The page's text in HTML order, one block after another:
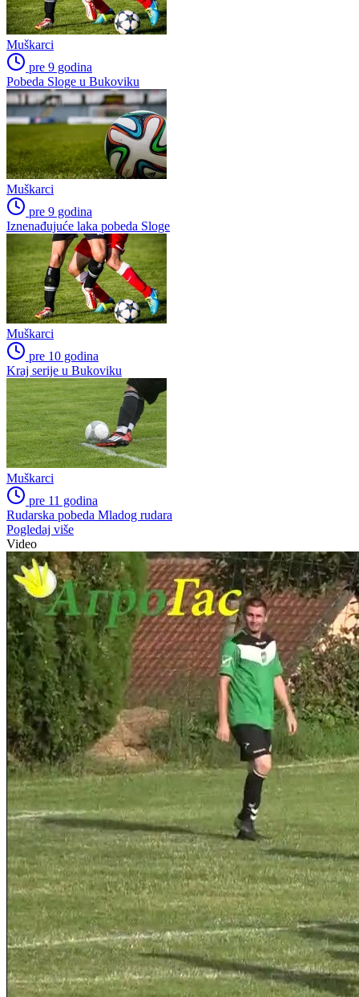
Muškarci
pre 9 godina
Pobeda Sloge u Bukoviku
Muškarci
pre 9 godina
Iznenađujuće laka pobeda Sloge
Muškarci
pre 10 godina
Kraj serije u Bukoviku
Muškarci
pre 11 godina
Rudarska pobeda Mladog rudara
Pogledaj više
Video